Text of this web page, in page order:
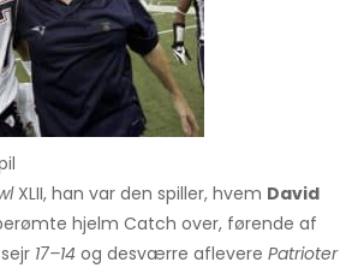
XLII, han var den spiller, hvem David
hjelm Catch over, førende af
17–14 og desværre aflevere Patrioter